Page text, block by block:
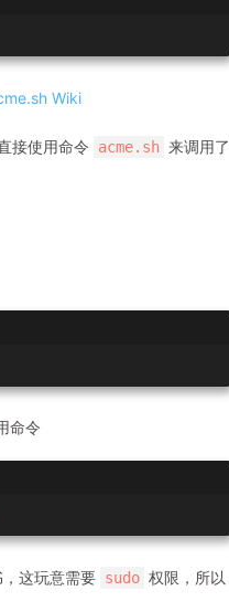
Wiki
接使用命令 acme.sh 来调用了
命令
这玩意需要 sudo 权限，所以